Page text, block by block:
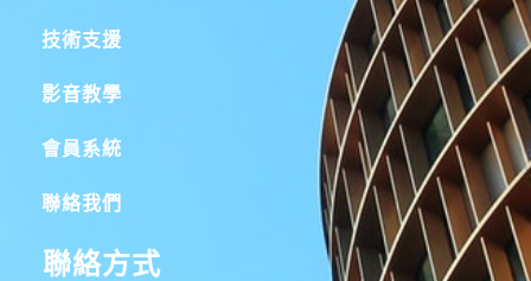
技術支援
影音教學
會員系統
聯絡我們
聯絡方式